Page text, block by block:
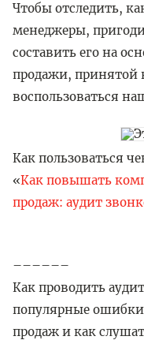
Чтобы отследить,
менеджеры,
составить его на
продажи, принятой
воспользоваться
Как пользоваться
«Как повышать
продаж: аудит
––––––
Как проводить
популярные
продаж и как